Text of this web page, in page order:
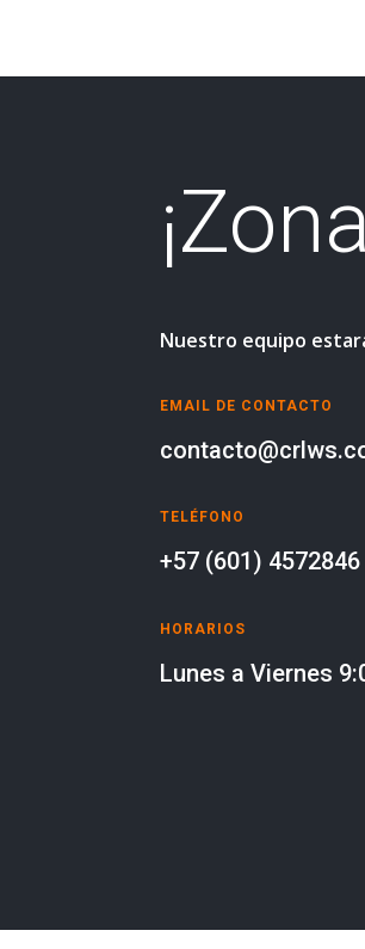
Nuestro equipo
EMAIL DE CONTACTO
TELÉFONO
+57 (601) 4572846
HORARIOS
Lunes a Viernes